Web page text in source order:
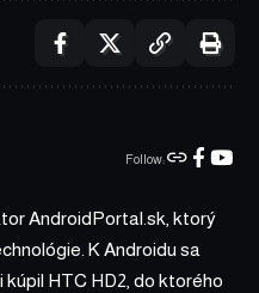
Follow:
AndroidPortal.sk, ktorý
K Androidu sa
HTC HD2, do ktorého